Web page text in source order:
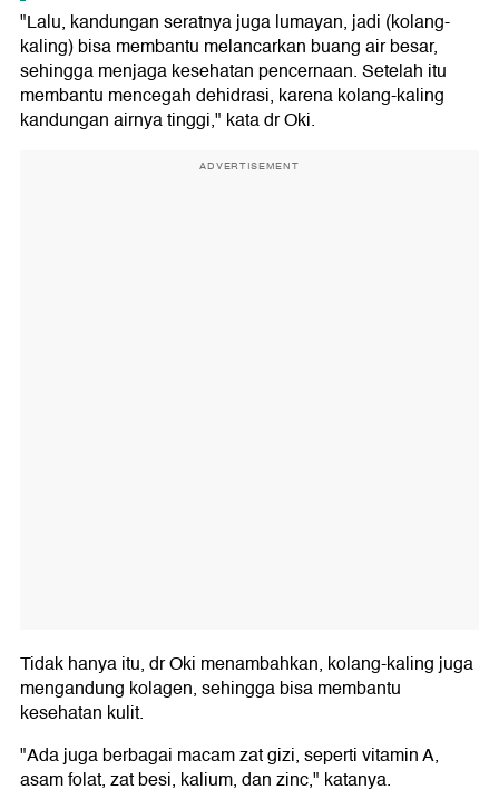
"Lalu, kandungan seratnya juga lumayan, jadi (kolang-
kaling) bisa membantu melancarkan buang air besar,
sehingga menjaga kesehatan pencernaan. Setelah itu
membantu mencegah dehidrasi, karena kolang-kaling
kandungan airnya tinggi," kata dr Oki.
ADVERTISEMENT
Tidak hanya itu, dr Oki menambahkan, kolang-kaling juga
mengandung kolagen, sehingga bisa membantu
kesehatan kulit.
"Ada juga berbagai macam zat gizi, seperti vitamin A,
asam folat, zat besi, kalium, dan zinc," katanya.